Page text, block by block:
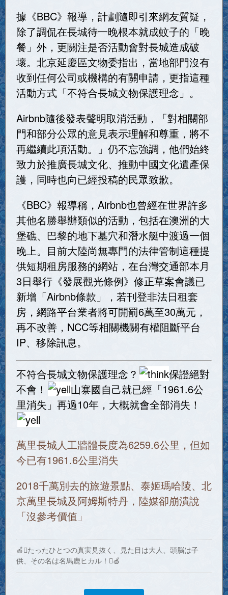
據《BBC》報導，計劃隨即引來網友質疑，
除了調侃在長城待一晚根本就成蚊子的「晚
餐」外，更關注是否活動會對長城造成破
壞。北京延慶區文物委指出，當地部門沒有
收到任何公司或機構的有關申請，更指這種
活動方式「不符合長城文物保護理念」。
Airbnb隨後發表聲明取消活動，「對相關部
門和部分公眾的意見表示理解和尊重，將不
再繼續此項活動。」仍不忘強調，他們始終
致力於推廣長城文化、推動中國文化遺產保
護，同時也向已經投稿的民眾致歉。
《BBC》報導稱，Airbnb也曾經在世界許多
其他名勝舉辦類似的活動，包括在澳洲的大
堡礁、巴黎的地下墓穴和潛水艇中渡過一個
晚上。目前大陸尚無專門的法律管制這種提
供短期租房服務的網站，在台灣交通部本月
3日舉行《發展觀光條例》修正草案會議已
新增「Airbnb條款」，若刊登非法日租套
房，網路平台業者將可開罰6萬至30萬元，
再不改善，NCC等相關機關有權阻斷平台
IP、移除訊息。
不符合長城文物保護理念？
保證絕對
不會！
山寨國自己就已經「1961.6公
里消失」再過10年，大概就會全部消失！
萬里長城人工牆體長度為6259.6公里，但如
今已有1961.6公里消失
2018千萬別去的旅遊景點、泰姬瑪哈陵、北
京萬里長城及阿姆斯特丹，陸媒卻崩潰說
「沒參考價值」
🍎たったひとつの真実見抜く、見た目は大人、頭脳は子
供、その名は名馬鹿ヒカル！🍏